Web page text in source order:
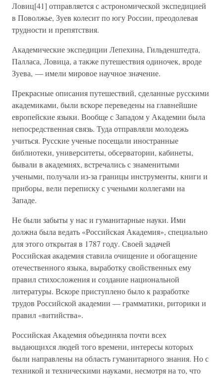
Ловиц[41] отправляется с астрономической экспедицией
в Поволжье, Зуев колесит по югу России, преодолевая
трудности и препятствия.
Академические экспедиции Лепехина, Гильденштедта,
Палласа, Ловица, а также путешествия одиночек, вроде
Зуева, — имели мировое научное значение.
Прекрасные описания путешествий, сделанные русскими
академиками, были вскоре переведены на главнейшие
европейские языки. Вообще с Западом у Академии была
непосредственная связь. Туда отправляли молодежь
учиться. Русские ученые посещали иностранные
библиотеки, университеты, обсерватории, кабинеты,
бывали в академиях, встречались с знаменитыми
учеными, получали из-за границы инструменты, книги и
приборы, вели переписку с учеными коллегами на
Западе.
Не были забыты у нас и гуманитарные науки. Ими
должна была ведать «Российская Академия», специально
для этого открытая в 1787 году. Своей задачей
Российская академия ставила очищение и обогащение
отечественного языка, выработку свойственных ему
правил стихосложения и создание национальной
литературы. Вскоре приступлено было к разработке
трудов Российской академии — грамматики, риторики и
правил «витийства».
Российская Академия объединяла почти всех
выдающихся людей того времени, интересы которых
были направлены на область гуманитарного знания. Но с
техникой и техническими науками, несмотря на то, что